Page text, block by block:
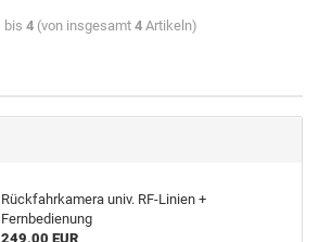
bis 4(von insgesamt 4Artikeln)
Rückfahrkamera univ. RF-Linien +
Fernbedienung
249,00 EUR